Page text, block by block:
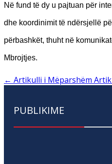
Në fund të dy u pajtuan për
dhe koordinimit të ndërsjellë
përbashkët, thuht në
Mbrojtjes.
← Artikulli i Mëparshëm
PUBLIKIME